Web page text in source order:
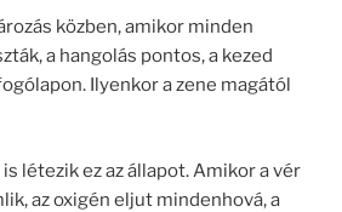
közben, amikor minden
a hangolás pontos, a kezed
Ilyenkor a zene magától
létezik ez az állapot. Amikor a vér
az oxigén eljut mindenhová, a